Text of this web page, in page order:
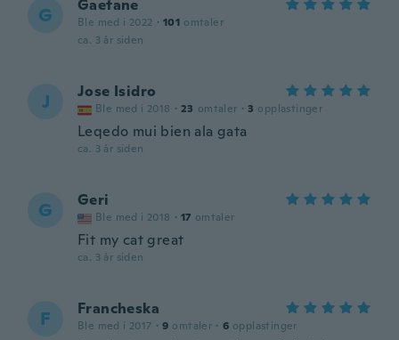
G Gaetane
Ble med i 2022 · 101 omtaler
ca. 3 år siden
J Jose Isidro
Ble med i 2018 · 23 omtaler · 3 opplastinger
Leqedo mui bien ala gata
ca. 3 år siden
G Geri
Ble med i 2018 · 17 omtaler
Fit my cat great
ca. 3 år siden
F Francheska
Ble med i 2017 · 9 omtaler · 6 opplastinger